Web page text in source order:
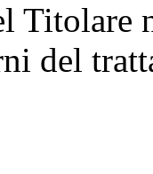
Titolare
del